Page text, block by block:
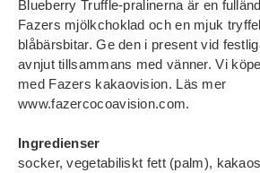
Blueberry Truffle‑pralinerna är en
Fazers mjölkchoklad och en mjuk
blåbärsbitar. Ge den i present vid
avnjut tillsammans med vänner. Vi
med Fazers kakaovision. Läs mer
www.fazercocoavision.com.
Ingredienser
socker, vegetabiliskt fett (palm),